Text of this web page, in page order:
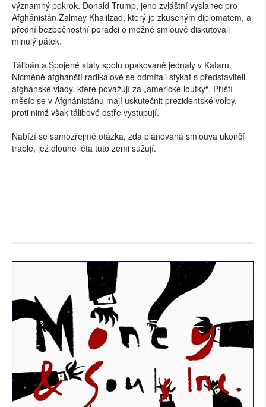
významný pokrok. Donald Trump, jeho zvláštní vyslanec pro
Afghánistán Zalmay Khalilzad, který je zkušeným diplomatem, a
přední bezpečnostní poradci o možné smlouvě diskutovali
minulý pátek.
Tálibán a Spojené státy spolu opakovaně jednaly v Kataru.
Nicméně afghánští radikálové se odmítali stýkat s představiteli
afghánské vlády, které považují za „americké loutky“. Příští
měsíc se v Afghánistánu mají uskutečnit prezidentské volby,
proti nimž však tálibové ostře vystupují.
Nabízí se samozřejmě otázka, zda plánovaná smlouva ukončí
trable, jež dlouhé léta tuto zemi sužují.